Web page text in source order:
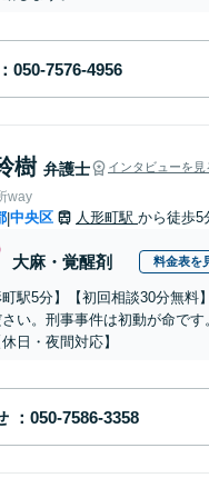
樹 弁護士 インタビューを見
way
|中央区 人形町駅 から徒歩5
大麻・覚醒剤 料金表を
町駅5分】【初回相談30分無
い。刑事事件は初動が命で
日・夜間対応】